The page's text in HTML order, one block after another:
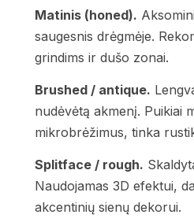
Matinis (honed).
saugesnis drėgmėje.
grindims ir dušo zonai.
Brushed / antique.
nudėvėtą akmenį. Puikiai
mikrobrėžimus, tinka
Splitface / rough.
Naudojamas 3D efektui,
akcentinių sienų dekorui.